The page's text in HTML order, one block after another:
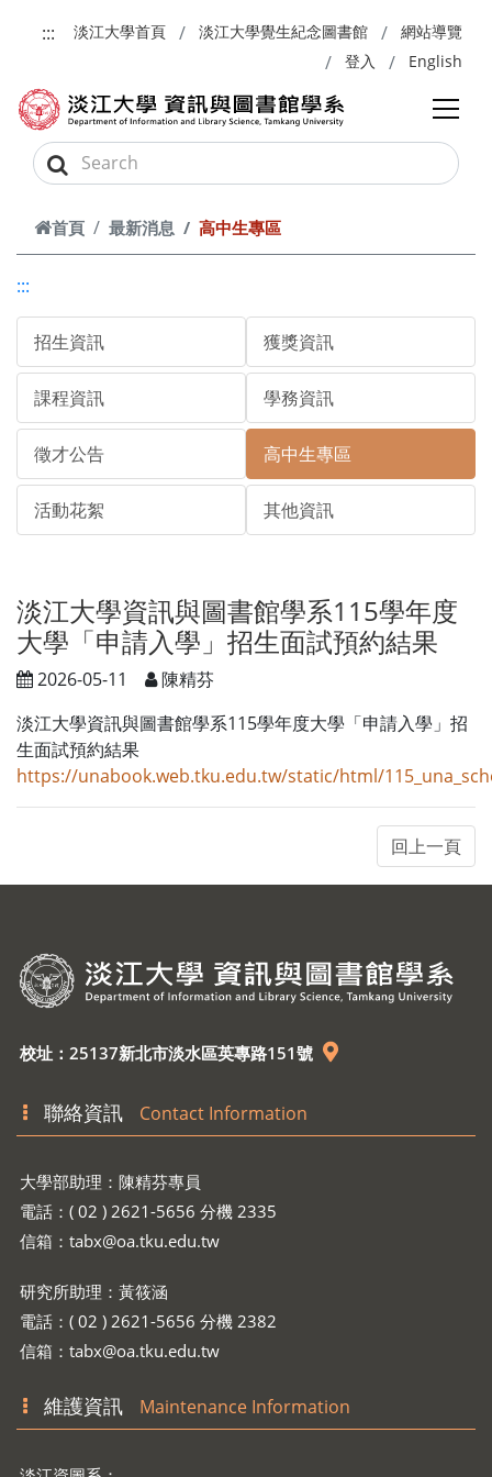
:::
淡江大學首頁 淡江大學覺生紀念圖書館
網站導覽
登入
English
首頁 最新消息 高中生專區
:::
招生資訊 獲獎資訊
課程資訊 學務資訊
徵才公告 高中生專區
活動花絮 其他資訊
淡江大學資訊與圖書館學系115學年度
大學「申請入學」招生面試預約結果
2026-05-11
陳精芬
淡江大學資訊與圖書館學系115學年度大學「申請入學」招
生面試預約結果
https://unabook.web.tku.edu.tw/static/html/
校址：25137新北市淡水區英專路151號
聯絡資訊 Contact Information
大學部助理：陳精芬專員
電話：( 02 ) 2621-5656 分機 2335
信箱： tabx@oa.tku.edu.tw
研究所助理：黃筱涵
電話：( 02 ) 2621-5656 分機 2382
信箱： tabx@oa.tku.edu.tw
維護資訊 Maintenance Information